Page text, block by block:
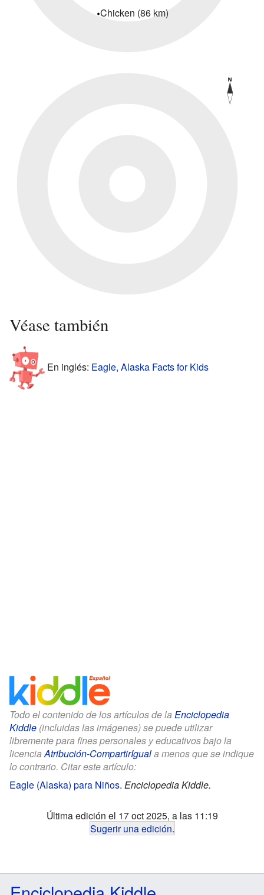
Chicken (86 km)
Véase también
En inglés: Eagle, Alaska Facts for Kids
Todo el contenido de los artículos de la Enciclopedia
Kiddle (incluidas las imágenes) se puede utilizar
libremente para fines personales y educativos bajo la
licencia Atribución-CompartirIguala menos que se indique
lo contrario. Citar este artículo:
Eagle (Alaska) para Niños. Enciclopedia Kiddle.
Última edición el 17 oct 2025, a las 11:19
Sugerir una edición.